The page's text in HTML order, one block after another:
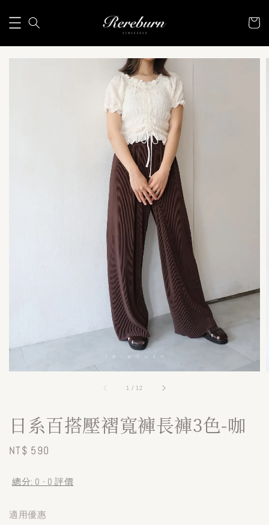
1 / 12
日系百搭壓褶寬褲長褲3色-咖
Regular
NT$ 590
總分: 0 - 0 評價
適用優惠